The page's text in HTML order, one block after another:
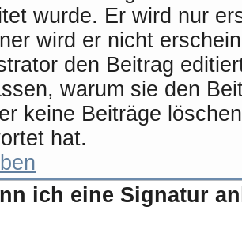
wurde. Er wird nur
wird er nicht
den Beitrag
warum sie den
keine Beiträge
hat.
ich eine Signatur